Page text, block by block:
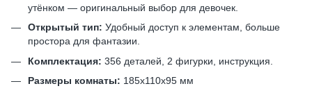
утёнком — оригинальный выбор для девочек.
Открытый тип: Удобный доступ к элементам, больше
простора для фантазии.
Комплектация: 356 деталей, 2 фигурки, инструкция.
Размеры комнаты: 185х110х95 мм